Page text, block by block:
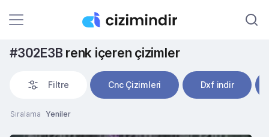
#302E3B renk içeren çizimler
Filtre Cnc Çizimleri Dxf indir
Sıralama Yeniler